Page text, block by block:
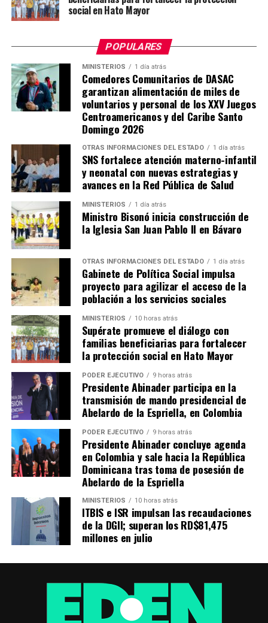
social en Hato Mayor
POPULARES
MINISTERIOS 1 día atrás
Comedores Comunitarios de DASAC
garantizan alimentación de miles de
voluntarios y personal de los XXV Juegos
Centroamericanos y del Caribe Santo
Domingo 2026
OTRAS INFORMACIONES DEL ESTADO 1 día atrás
SNS fortalece atención materno-infantil
y neonatal con nuevas estrategias y
avances en la Red Pública de Salud
MINISTERIOS 1 día atrás
Ministro Bisonó inicia construcción de
la Iglesia San Juan Pablo II en Bávaro
OTRAS INFORMACIONES DEL ESTADO 1 día atrás
Gabinete de Política Social impulsa
proyecto para agilizar el acceso de la
población a los servicios sociales
MINISTERIOS 10 horas atrás
Supérate promueve el diálogo con
familias beneficiarias para fortalecer
la protección social en Hato Mayor
PODER EJECUTIVO 9 horas atrás
Presidente Abinader participa en la
transmisión de mando presidencial de
Abelardo de la Espriella, en Colombia
PODER EJECUTIVO 9 horas atrás
Presidente Abinader concluye agenda
en Colombia y sale hacia la República
Dominicana tras toma de posesión de
Abelardo de la Espriella
MINISTERIOS 10 horas atrás
ITBIS e ISR impulsan las recaudaciones
de la DGII; superan los RD$81,475
millones en julio